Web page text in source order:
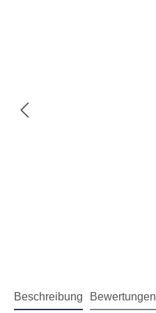
Beschreibung Bewertungen